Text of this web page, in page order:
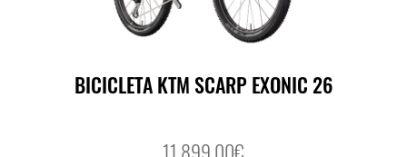
BICICLETA KTM SCARP EXONIC 26